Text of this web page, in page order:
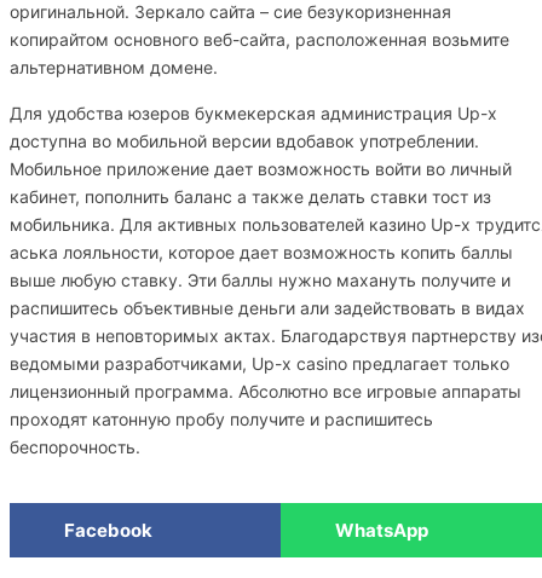
оригинальной. Зеркало сайта – сие безукоризненная
копирайтом основного веб-сайта, расположенная возьмите
альтернативном домене.
Для удобства юзеров букмекерская администрация Up-x
доступна во мобильной версии вдобавок употреблении.
Мобильное приложение дает возможность войти во личный
кабинет, пополнить баланс а также делать ставки тост из
мобильника. Для активных пользователей казино Up-x
аська лояльности, которое дает возможность копить баллы
выше любую ставку. Эти баллы нужно махануть получите и
распишитесь объективные деньги али задействовать в видах
участия в неповторимых актах. Благодарствуя партнерству
ведомыми разработчиками, Up-x casino предлагает только
лицензионный программа. Абсолютно все игровые аппараты
проходят катонную пробу получите и распишитесь
беспорочность.
Facebook WhatsApp